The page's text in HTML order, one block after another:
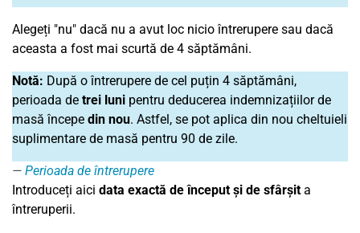
Alegeți "nu" dacă nu a avut loc nicio întrerupere sau dacă
aceasta a fost mai scurtă de 4 săptămâni.
Notă: După o întrerupere de cel puțin 4 săptămâni,
perioada de trei luni pentru deducerea indemnizațiilor de
masă începe din nou. Astfel, se pot aplica din nou cheltuieli
suplimentare de masă pentru 90 de zile.
Perioada de întrerupere
Introduceți aici data exactă de început și de sfârșita
întreruperii.